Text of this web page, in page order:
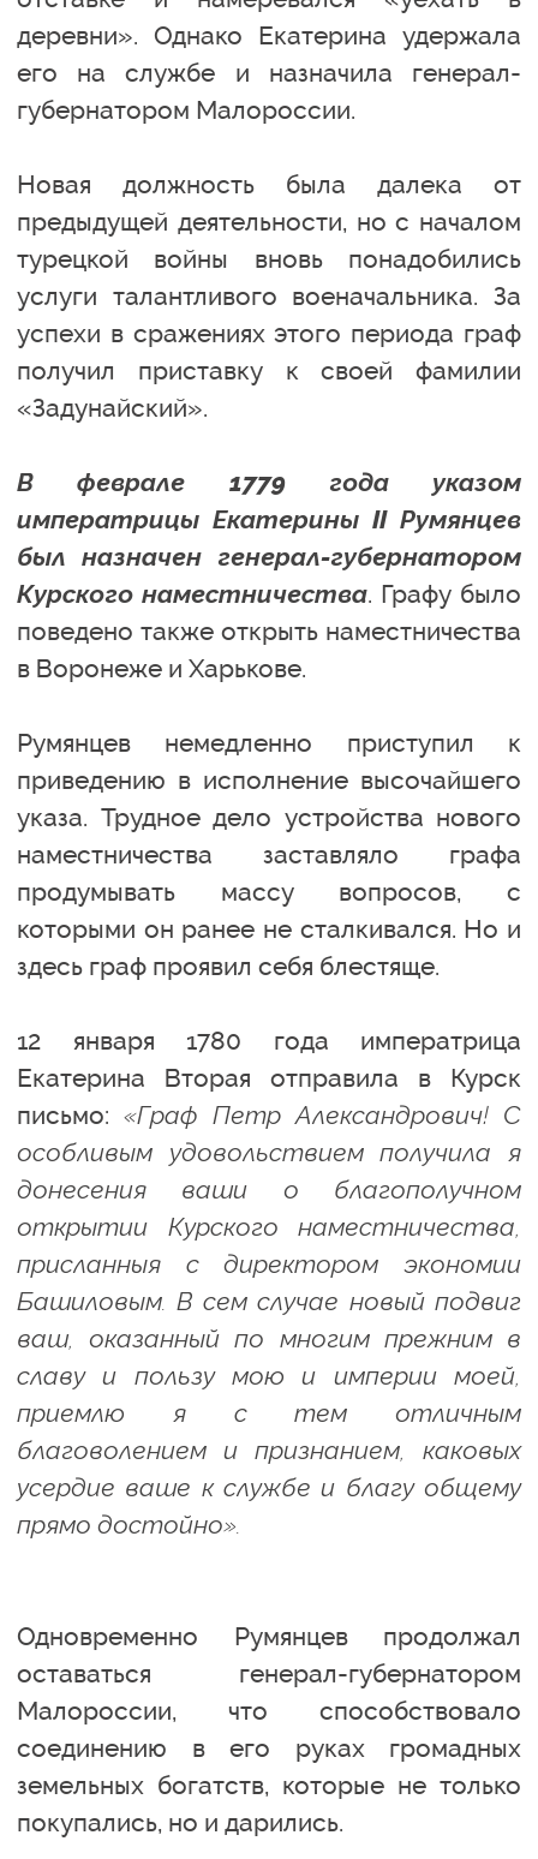
деревни». Однако Екатерина удержала
его на службе и назначила генерал-
губернатором Малороссии.
Новая должность была далека от
предыдущей деятельности, но с началом
турецкой войны вновь понадобились
услуги талантливого военачальника. За
успехи в сражениях этого периода граф
получил приставку к своей фамилии
«Задунайский».
В феврале 1779 года указом
императрицы Екатерины II Румянцев
был назначен генерал-губернатором
Курского наместничества. Графу было
поведено также открыть наместничества
в Воронеже и Харькове.
Румянцев немедленно приступил к
приведению в исполнение высочайшего
указа. Трудное дело устройства нового
наместничества заставляло графа
продумывать массу вопросов, с
которыми он ранее не сталкивался. Но и
здесь граф проявил себя блестяще.
12 января 1780 года императрица
Екатерина Вторая отправила в Курск
письмо: «Граф Петр Александрович! С
особливым удовольствием получила я
донесения ваши о благополучном
открытии Курского наместничества,
присланныя с директором экономии
Башиловым. В сем случае новый подвиг
ваш, оказанный по многим прежним в
славу и пользу мою и империи моей,
приемлю я с тем отличным
благоволением и признанием, каковых
усердие ваше к службе и благу общему
прямо достойно».
Одновременно Румянцев продолжал
оставаться генерал-губернатором
Малороссии, что способствовало
соединению в его руках громадных
земельных богатств, которые не только
покупались, но и дарились.